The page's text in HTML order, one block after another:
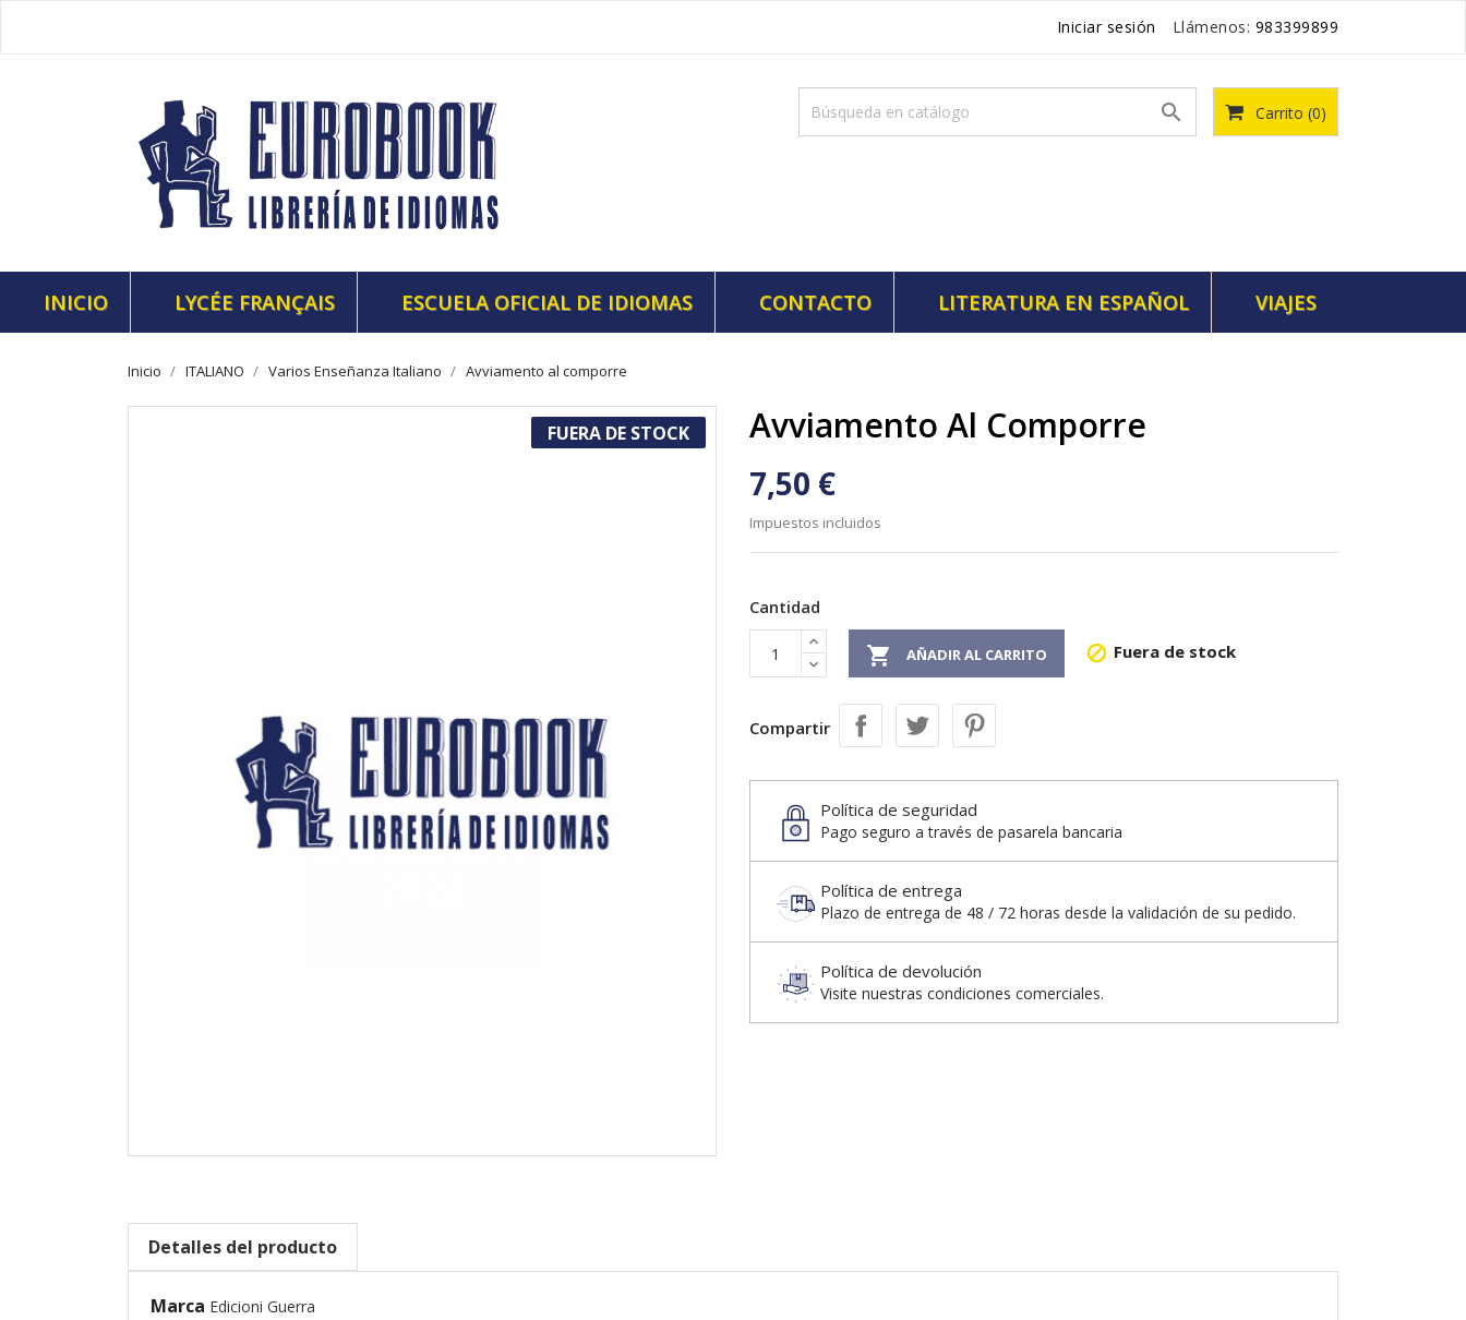
Iniciar sesión Llámenos: 983399899
Carrito (0)

INICIO LYCÉE FRANÇAIS ESCUELA OFICIAL DE IDIOMAS CONTACTO LITERATURA EN ESPAÑOL VIAJES
Inicio ITALIANO Varios Enseñanza Italiano Avviamento al comporre
FUERA DE STOCK Avviamento Al Comporre
7,50 €
Impuestos incluidos
Cantidad
 AÑADIR AL CARRITO  Fuera de stock
Compartir
Política de seguridad
Pago seguro a través de pasarela bancaria
Política de entrega
Plazo de entrega de 48 / 72 horas desde la validación de su pedido.
Política de devolución
Visite nuestras condiciones comerciales.
Detalles del producto
Marca Edicioni Guerra